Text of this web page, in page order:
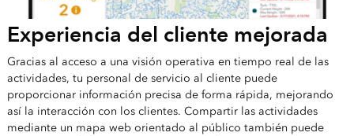
Experiencia del cliente mejorada
Gracias al acceso a una visión operativa en tiempo real de las
actividades, tu personal de servicio al cliente puede
proporcionar información precisa de forma rápida, mejorando
así la interacción con los clientes. Compartir las actividades
mediante un mapa web orientado al público también puede